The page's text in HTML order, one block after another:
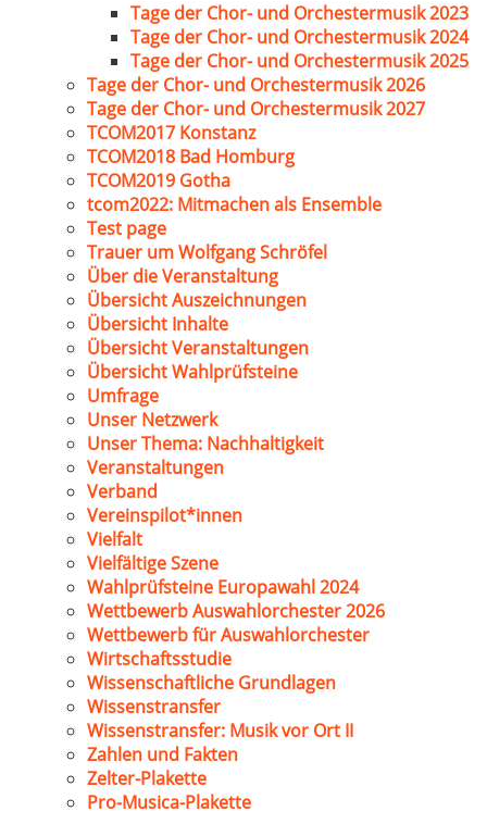
Tage der Chor- und Orchestermusik 2023
Tage der Chor- und Orchestermusik 2024
Tage der Chor- und Orchestermusik 2025
Tage der Chor- und Orchestermusik 2026
Tage der Chor- und Orchestermusik 2027
TCOM2017 Konstanz
TCOM2018 Bad Homburg
TCOM2019 Gotha
tcom2022: Mitmachen als Ensemble
Test page
Trauer um Wolfgang Schröfel
Über die Veranstaltung
Übersicht Auszeichnungen
Übersicht Inhalte
Übersicht Veranstaltungen
Übersicht Wahlprüfsteine
Umfrage
Unser Netzwerk
Unser Thema: Nachhaltigkeit
Veranstaltungen
Verband
Vereinspilot*innen
Vielfalt
Vielfältige Szene
Wahlprüfsteine Europawahl 2024
Wettbewerb Auswahlorchester 2026
Wettbewerb für Auswahlorchester
Wirtschaftsstudie
Wissenschaftliche Grundlagen
Wissenstransfer
Wissenstransfer: Musik vor Ort II
Zahlen und Fakten
Zelter-Plakette
Pro-Musica-Plakette